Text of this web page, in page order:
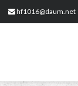
hf1016@daum.net